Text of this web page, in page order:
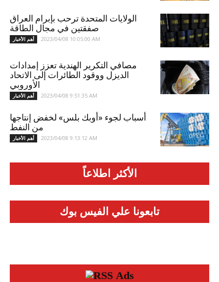
الولايات المتحدة ترحب بإبرام العراق
صفقتين في مجال الطاقة
أهم الأخبار 2023/04/08 10:05:00 AM
مصافي التكرير الهندية تعزز إمدادات
الديزل ووقود الطائرات إلى الاتحاد
الأوروبي
أهم الأخبار 2023/04/08 9:51:35 AM
أسباب لجوء «أوبك بلس» لخفض إنتاجها
من النفط
أهم الأخبار 2023/04/08 9:13:12 AM
الأكثر اطلاعاً
تابعونا علي الفيس بوك
Ads